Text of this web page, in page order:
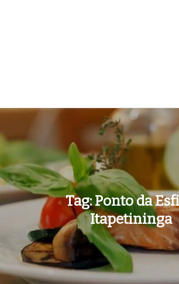
Tag:Ponto da
Itapetininga